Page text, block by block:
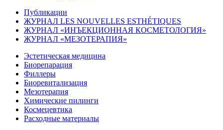
Публикации
ЖУРНАЛ LES NOUVELLES ESTHÉTIQUES
ЖУРНАЛ «ИНЪЕКЦИОННАЯ КОСМЕТОЛОГИЯ»
ЖУРНАЛ «МЕЗОТЕРАПИЯ»
Эстетическая медицина
Биорепарация
Филлеры
Биоревитализация
Мезотерапия
Химические пилинги
Космецевтика
Расходные материалы